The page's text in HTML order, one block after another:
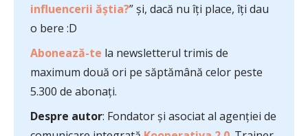
influencerii ăștia?” și, dacă nu îți place, îți dau
o bere :D
Abonează-te la newsletterul trimis de
maximum două ori pe săptămână celor peste
5.300 de abonați.
Despre autor: Fondator și asociat al agenției de